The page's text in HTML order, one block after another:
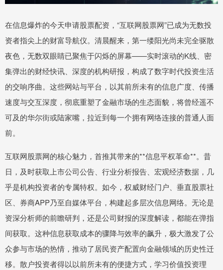
在信息爆炸的今天申请股票配资，“互联网股票网”已成为无数投
资者指尖上的财富导航仪。清晨醒来，第一缕阳光尚未完全驱散
夜色，无数双眼睛已聚焦于闪烁的屏幕——实时滚动的K线、密
集弹出的财经快讯、深度的机构研报，构成了数字时代投资生活
的交响序曲。这些网站与平台，以其前所未有的信息广度、传播
速度与交互深度，彻底重塑了金融市场的生态面貌，将曾经遥不
可及的华尔街或陆家嘴，拉近到每一个拥有网络连接的普通人面
前。
互联网股票网的核心魅力，首推其带来的**信息平权革命**。昔
日，及时获取上市公司公告、行业分析报告、宏观经济数据，几
乎是机构投资者的专属特权。如今，权威财经门户、垂直股票社
区、券商APP乃至自媒体平台，构建起多层次信息网络。无论是
资深分析师的前瞻研判，还是公司财报的深度解读，都能在弹指
间获取。这种信息获取成本的骤降与效率的飙升，极大激发了公
众参与市场的热情，推动了居民资产配置向金融领域的历史性迁
移。散户投资者得以以前所未有的便捷方式，学习价值投资理